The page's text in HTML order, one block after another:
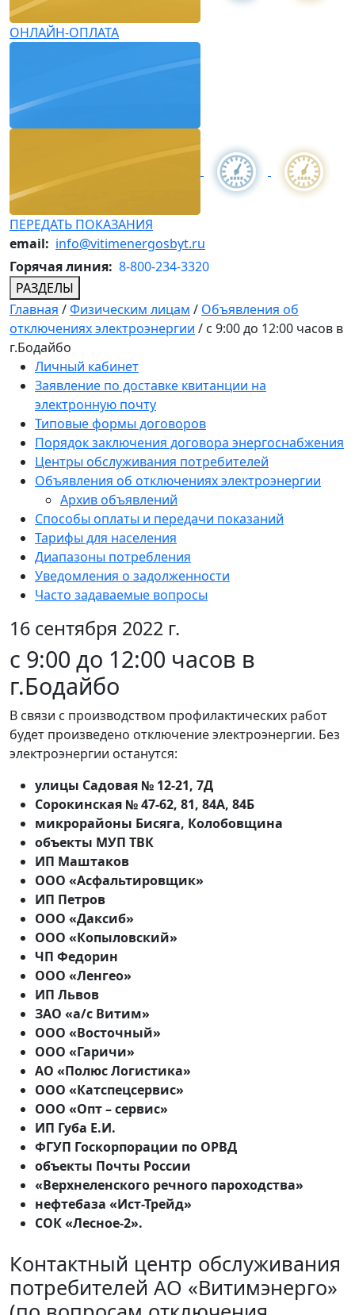
ОНЛАЙН-ОПЛАТА
ПЕРЕДАТЬ ПОКАЗАНИЯ
email: info@vitimenergosbyt.ru
Горячая линия: 8-800-234-3320
РАЗДЕЛЫ
Главная /Физическим лицам / Объявления об
отключениях электроэнергии / с 9:00 до 12:00 часов в
г.Бодайбо
Личный кабинет
Заявление по доставке квитанции на
электронную почту
Типовые формы договоров
Порядок заключения договора энергоснабжения
Центры обслуживания потребителей
Объявления об отключениях электроэнергии
Архив объявлений
Способы оплаты и передачи показаний
Тарифы для населения
Диапазоны потребления
Уведомления о задолженности
Часто задаваемые вопросы
16 сентября 2022 г.
с 9:00 до 12:00 часов в
г.Бодайбо
В связи с производством профилактических работ
будет произведено отключение электроэнергии. Без
электроэнергии останутся:
улицы Садовая № 12-21, 7Д
Сорокинская № 47-62, 81, 84А, 84Б
микрорайоны Бисяга, Колобовщина
объекты МУП ТВК
ИП Маштаков
ООО «Асфальтировщик»
ИП Петров
ООО «Даксиб»
ООО «Копыловский»
ЧП Федорин
ООО «Ленгео»
ИП Львов
ЗАО «а/с Витим»
ООО «Восточный»
ООО «Гаричи»
АО «Полюс Логистика»
ООО «Катспецсервис»
ООО «Опт – сервис»
ИП Губа Е.И.
ФГУП Госкорпорации по ОРВД
объекты Почты России
«Верхнеленского речного пароходства»
нефтебаза «Ист-Трейд»
СОК «Лесное-2».
Контактный центр обслуживания
потребителей АО «Витимэнерго»